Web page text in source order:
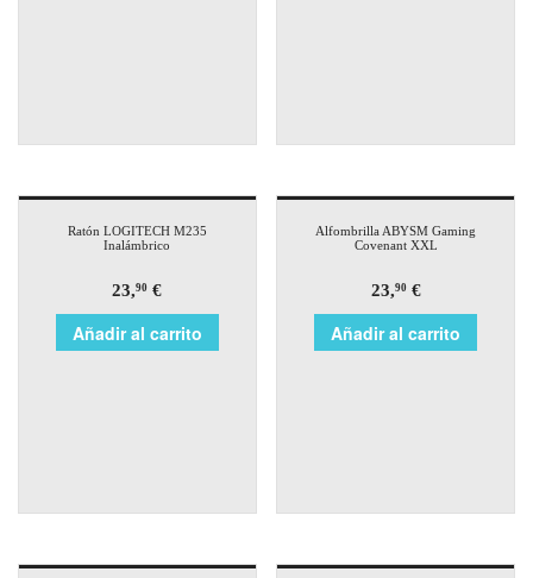
Ratón LOGITECH M235
Inalámbrico
23,90 €
Añadir al carrito
Alfombrilla ABYSM Gaming
Covenant XXL
23,90€
Añadir al carrito